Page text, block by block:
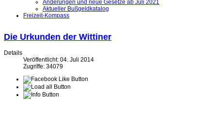
Änderungen und neue Gesetze ab Juli 2021
Aktueller Bußgeldkatalog
Freizeit-Kompass
Die Urkunden der Wittiner
Details
Veröffentlicht: 04. Juli 2014
Zugriffe: 34079